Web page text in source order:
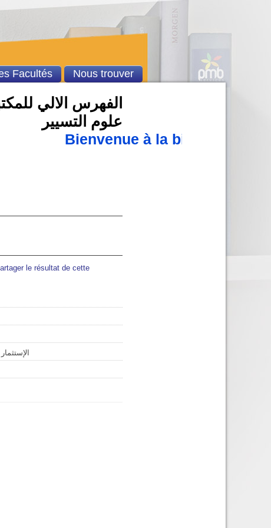
الفهرس الالي
علوم التسيير
Bienvenue à la bibliothèque
le résultat de cette
Facultés Nous trouver